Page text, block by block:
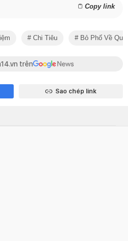
Copy link
Chi Tiêu Bỏ Phố Về Quê
trên
Sao chép link